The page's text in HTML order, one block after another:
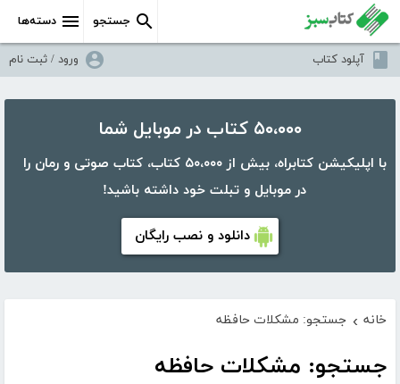
دسته‌ها جستجو
آپلود کتاب ورود / ثبت نام
۵۰،۰۰۰ کتاب در موبایل شما
با اپلیکیشن کتابراه، بیش از ۵۰،۰۰۰ کتاب، کتاب صوتی و رمان را
در موبایل و تبلت خود داشته باشید!
دانلود و نصب رایگان
خانه › جستجو: مشکلات حافظه
جستجو: مشکلات حافظه